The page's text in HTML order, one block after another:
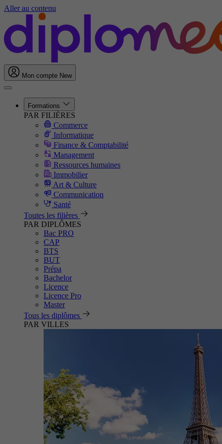
Aller au contenu
Mon compte New
Formations
PAR FILIÈRES
Commerce
Informatique
Finance & Comptabilité
Management
Ressources humaines
Immobilier
Art & Culture
Communication
Santé
Toutes les filières
PAR DIPLÔMES
Bac PRO
CAP
BTS
BUT
Prépa
Bachelor
Licence
Licence Pro
Master
Tous les diplômes
PAR VILLES